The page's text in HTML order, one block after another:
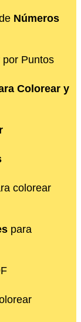
Números
por Puntos
Colorear y
colorear
para